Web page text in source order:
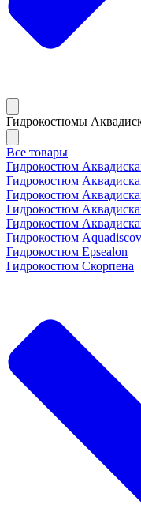
Гидрокостюмы
Все товары
Гидрокостюм
Гидрокостюм
Гидрокостюм
Гидрокостюм
Гидрокостюм
Гидрокостюм
Гидрокостюм Epsealon
Гидрокостюм Скорпена